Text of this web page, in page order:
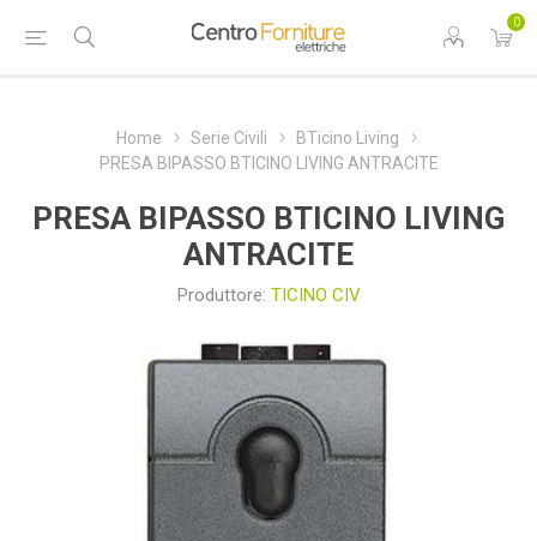
0
Home Serie Civili
BTicino Living
PRESA BIPASSO BTICINO LIVING ANTRACITE
PRESA BIPASSO BTICINO LIVING
ANTRACITE
Produttore: TICINO CIV